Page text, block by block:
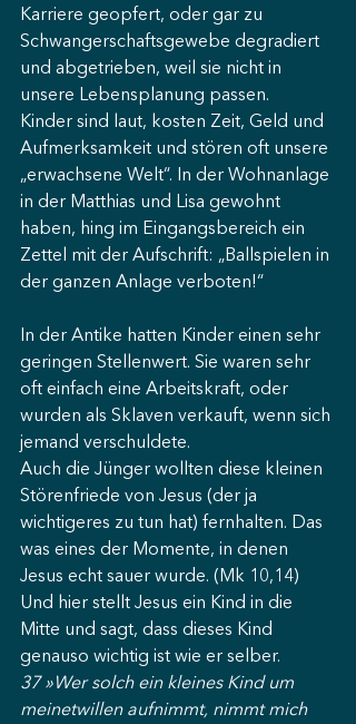
Karriere geopfert, oder gar zu
Schwangerschaftsgewebe degradiert
und abgetrieben, weil sie nicht in
unsere Lebensplanung passen.
Kinder sind laut, kosten Zeit, Geld und
Aufmerksamkeit und stören oft unsere
„erwachsene Welt“. In der Wohnanlage
in der Matthias und Lisa gewohnt
haben, hing im Eingangsbereich ein
Zettel mit der Aufschrift: „Ballspielen in
der ganzen Anlage verboten!“
In der Antike hatten Kinder einen sehr
geringen Stellenwert. Sie waren sehr
oft einfach eine Arbeitskraft, oder
wurden als Sklaven verkauft, wenn sich
jemand verschuldete.
Auch die Jünger wollten diese kleinen
Störenfriede von Jesus (der ja
wichtigeres zu tun hat) fernhalten. Das
was eines der Momente, in denen
Jesus echt sauer wurde. (Mk 10,14)
Und hier stellt Jesus ein Kind in die
Mitte und sagt, dass dieses Kind
genauso wichtig ist wie er selber.
37 »Wer solch ein kleines Kind um
meinetwillen aufnimmt, nimmt mich